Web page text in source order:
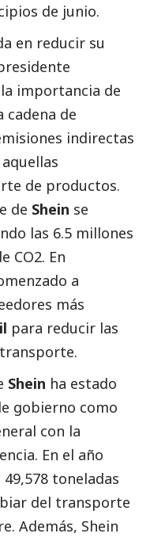
de junio.
en reducir su
importancia de
cadena de
indirectas
de productos.
de Shein se
las 6.5 millones
CO2. En
a
más
para reducir las
Shein ha estado
gobierno como
con la
En el año
toneladas
del transporte
Además, Shein